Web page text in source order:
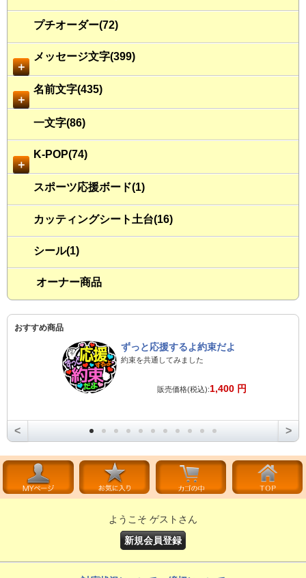
プチオーダー(72)
＋
メッセージ文字(399)
＋
名前文字(435)
一文字(86)
＋
K-POP(74)
スポーツ応援ボード(1)
カッティングシート土台(16)
シール(1)
オーナー商品
おすすめ商品
ずっと応援するよ約束だよ
約束を共通してみました
販売価格(税込):1,400 円
< >
ようこそ ゲストさん
新規会員登録